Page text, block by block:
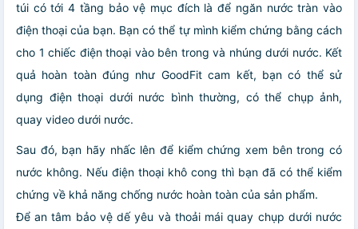
túi có tới 4 tầng bảo vệ mục đích là để ngăn nước tràn vào
điện thoại của bạn. Bạn có thể tự mình kiểm chứng bằng cách
cho 1 chiếc điện thoại vào bên trong và nhúng dưới nước. Kết
quả hoàn toàn đúng như GoodFit cam kết, bạn có thể sử
dụng điện thoại dưới nước bình thường, có thể chụp ảnh,
quay video dưới nước.
Sau đó, bạn hãy nhấc lên để kiểm chứng xem bên trong có
nước không. Nếu điện thoại khô cong thì bạn đã có thể kiểm
chứng về khả năng chống nước hoàn toàn của sản phẩm.
Để an tâm bảo vệ dế yêu và thoải mái quay chụp dưới nước